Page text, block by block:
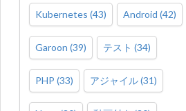
Kubernetes (43) Android (42)
Garoon (39) テスト (34)
PHP (33) アジャイル(31)